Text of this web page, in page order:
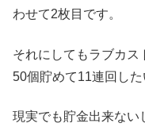
わせて2枚目です。
それにしてもラブカ
50個貯めて11連回し
現実でも貯金出来な